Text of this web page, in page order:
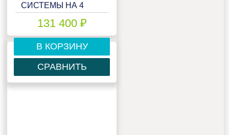
СИСТЕМЫ НА 4
MULTI MATCH LAC-
36AIM-OUT
131 400 ₽
В КОРЗИНУ
СРАВНИТЬ